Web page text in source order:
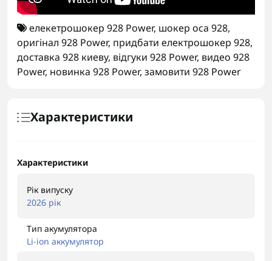
елекетрошокер 928 Power, шокер оса 928,
оригінал 928 Power, придбати електрошокер 928,
доставка 928 киеву, відгуки 928 Power, видео 928
Power, новинка 928 Power, замовити 928 Power
Характеристики
Характеристики
Рік випуску
2026 рік
Тип акумулятора
Li-ion аккумулятор